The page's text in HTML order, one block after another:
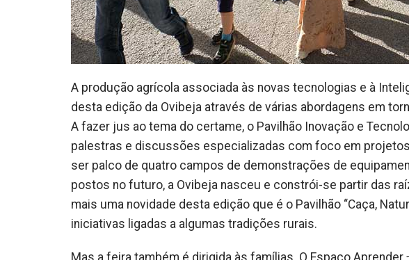
A produção agrícola associada às novas tecnologias e à
desta edição da Ovibeja através de várias abordagens em
A fazer jus ao tema do certame, o Pavilhão Inovação e
palestras e discussões especializadas com foco em
ser palco de quatro campos de demonstrações de
postos no futuro, a Ovibeja nasceu e constrói-se partir das
mais uma novidade desta edição que é o Pavilhão “Caça,
iniciativas ligadas a algumas tradições rurais.